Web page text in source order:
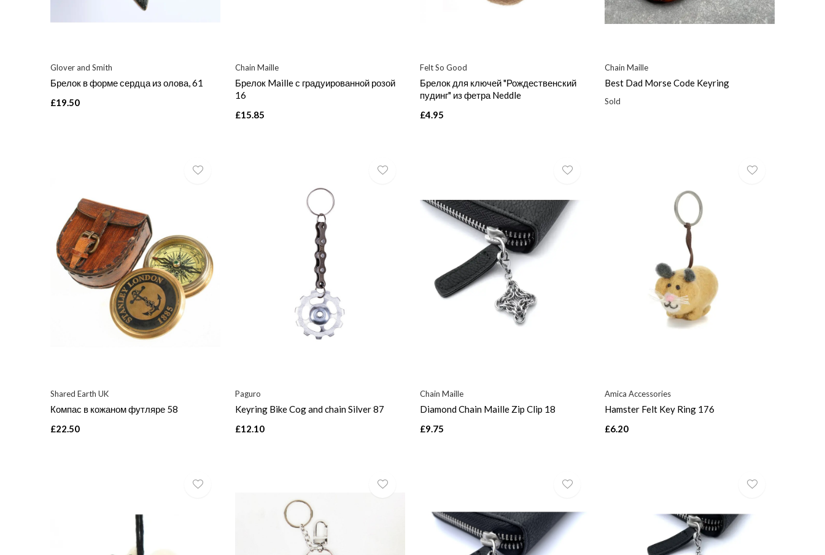
Glover and Smith
Брелок в форме сердца из олова, 61
£19.50
Chain Maille
Брелок Maille с градуированной розой
16
£15.85
Felt So Good
Брелок для ключей "Рождественский
пудинг" из фетра Neddle
£4.95
Chain Maille
Best Dad Morse Code Keyring
Sold
Shared Earth UK
Компас в кожаном футляре 58
£22.50
Paguro
Keyring Bike Cog and chain Silver 87
£12.10
Chain Maille
Diamond Chain Maille Zip Clip 18
£9.75
Amica Accessories
Hamster Felt Key Ring 176
£6.20